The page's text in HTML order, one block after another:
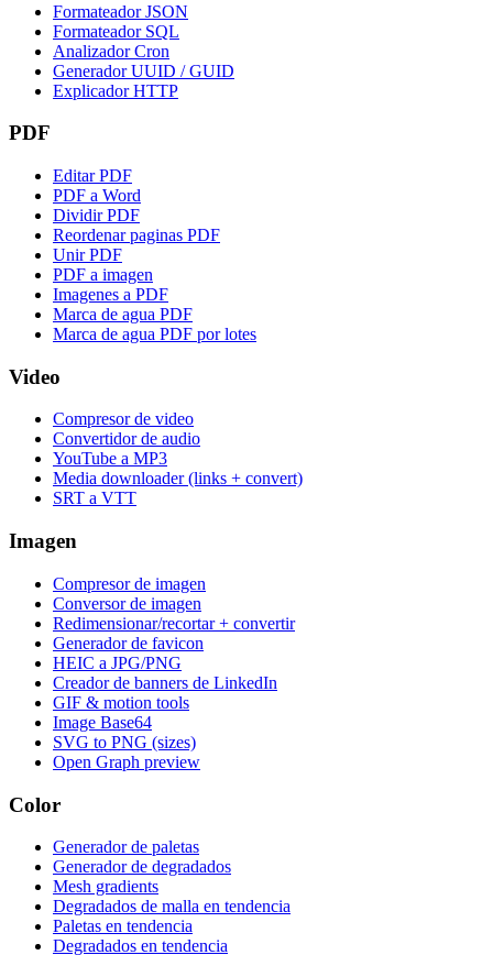
Formateador JSON
Formateador SQL
Analizador Cron
Generador UUID / GUID
Explicador HTTP
PDF
Editar PDF
PDF a Word
Dividir PDF
Reordenar paginas PDF
Unir PDF
PDF a imagen
Imagenes a PDF
Marca de agua PDF
Marca de agua PDF por lotes
Video
Compresor de video
Convertidor de audio
YouTube a MP3
Media downloader (links + convert)
SRT a VTT
Imagen
Compresor de imagen
Conversor de imagen
Redimensionar/recortar + convertir
Generador de favicon
HEIC a JPG/PNG
Creador de banners de LinkedIn
GIF & motion tools
Image Base64
SVG to PNG (sizes)
Open Graph preview
Color
Generador de paletas
Generador de degradados
Mesh gradients
Degradados de malla en tendencia
Paletas en tendencia
Degradados en tendencia